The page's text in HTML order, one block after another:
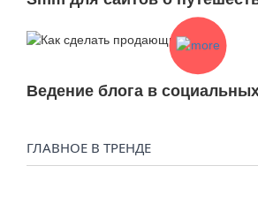
Ведение блога в
ГЛАВНОЕ В ТРЕНДЕ